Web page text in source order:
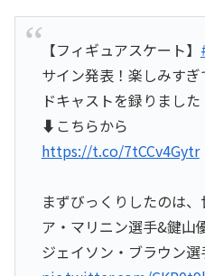
【フィギュアスケート】
サイン発表！楽しみす
ドキャストを録りました
⬇️こちらから
https://t.co/7tCCv4Gytr
まずびっくりしたのは
ア・マリニン選手&鍵山
ジェイソン・ブラウン